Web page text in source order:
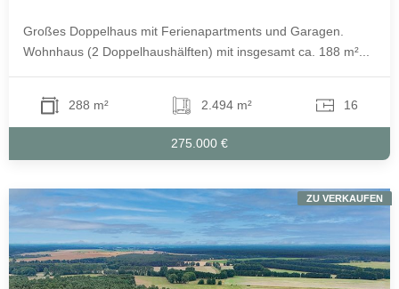
Großes Doppelhaus mit Ferienapartments und Garagen.
Wohnhaus (2 Doppelhaushälften) mit insgesamt ca. 188 m²...
288 m² 2.494 m² 16
275.000 €
ZU VERKAUFEN